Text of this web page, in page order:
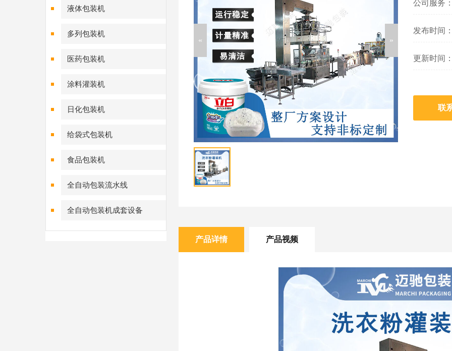
液体包装机
多列包装机
医药包装机
涂料灌装机
日化包装机
给袋式包装机
食品包装机
全自动包装流水线
全自动包装机成套设备
公司服务
发布时间
更新时间
联
产品详情 产品视频